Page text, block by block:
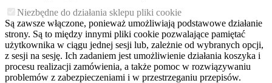
Niezbędne do działania sklepu pliki cookie
Są zawsze włączone, ponieważ umożliwiają podstawowe działanie
strony. Są to między innymi pliki cookie pozwalające pamiętać
użytkownika w ciągu jednej sesji lub, zależnie od wybranych opcji,
z sesji na sesję. Ich zadaniem jest umożliwienie działania koszyka i
procesu realizacji zamówienia, a także pomoc w rozwiązywaniu
problemów z zabezpieczeniami i w przestrzeganiu przepisów.